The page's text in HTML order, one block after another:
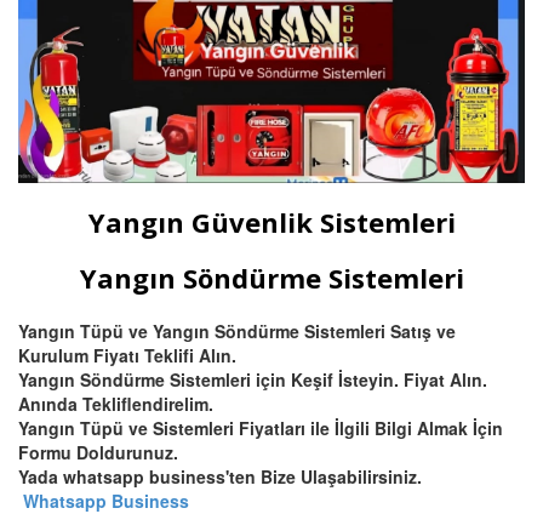
Yangın Güvenlik Sistemleri
Yangın Söndürme Sistemleri
Yangın Tüpü ve Yangın Söndürme Sistemleri Satış ve
Kurulum Fiyatı Teklifi Alın.
Yangın Söndürme Sistemleri için Keşif İsteyin. Fiyat Alın.
Anında Tekliflendirelim.
Yangın Tüpü ve Sistemleri Fiyatları ile İlgili Bilgi Almak İçin
Formu Doldurunuz.
Yada whatsapp business'ten Bize Ulaşabilirsiniz.
Whatsapp Business